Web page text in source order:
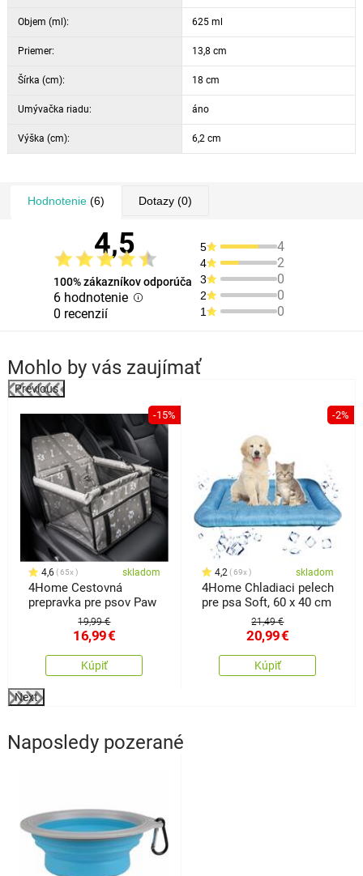
Objem (ml): 625 ml
Priemer: 13,8 cm
Šírka (cm): 18 cm
Umývačka riadu: áno
Výška (cm): 6,2 cm
Hodnotenie(6) Dotazy(0)
4,5
100% zákazníkov odporúča
6 hodnotenie
0 recenzií
5 4
4 2
3 0
2 0
1 0
Mohlo by vás zaujímať
Previous
-15%
4,6 65x skladom
4Home Cestovná
prepravka pre psov Paw
19,99 €
16,99€
Kúpiť
-2%
4,2 69x skladom
4Home Chladiaci pelech
pre psa Soft, 60 x 40 cm
21,49 €
20,99€
Kúpiť
Next
Naposledy pozerané